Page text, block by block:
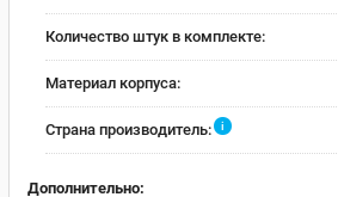
Количество штук в комплекте:
Материал корпуса:
Страна производитель: i
Дополнительно: